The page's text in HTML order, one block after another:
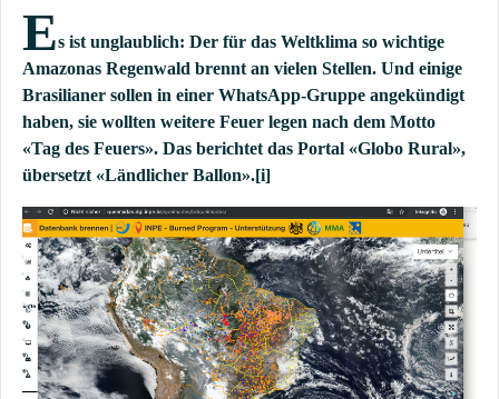
Es ist unglaublich: Der für das Weltklima so wichtige
Amazonas Regenwald brennt an vielen Stellen. Und einige
Brasilianer sollen in einer WhatsApp-Gruppe angekündigt
haben, sie wollten weitere Feuer legen nach dem Motto
«Tag des Feuers». Das berichtet das Portal «Globo Rural»,
übersetzt «Ländlicher Ballon».[i]